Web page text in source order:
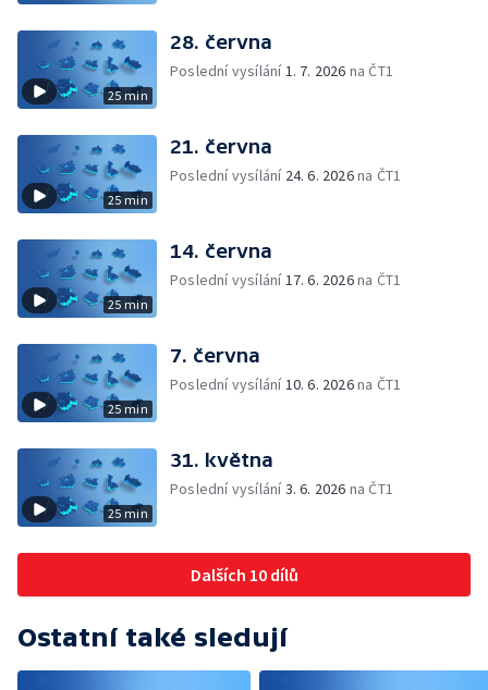
25 min
28. června
Poslední vysílání1. 7. 2026 na ČT1
25 min
21. června
Poslední vysílání 24. 6. 2026na ČT1
25 min
14. června
Poslední vysílání17. 6. 2026na ČT1
25 min
7. června
Poslední vysílání10. 6. 2026na ČT1
25 min
31. května
Poslední vysílání3. 6. 2026 na ČT1
Dalších 10 dílů
Ostatní také sledují